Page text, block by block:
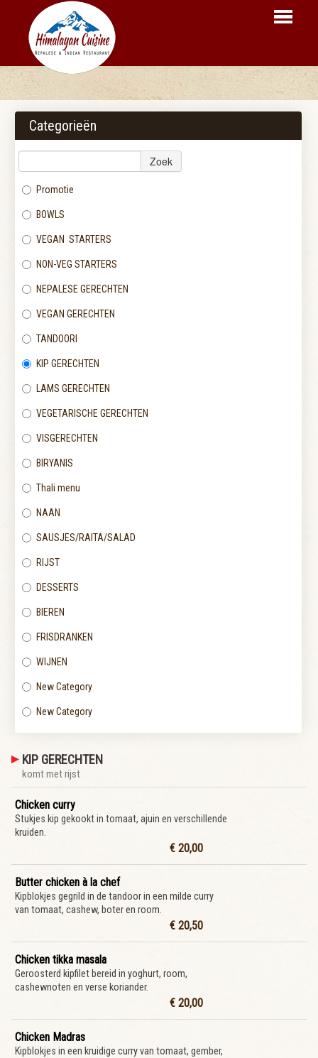
BESTELLEN
MENU
RESERVEER
CONTACT
Categorieën
Zoek
Promotie
BOWLS
VEGAN STARTERS
NON-VEG STARTERS
NEPALESE GERECHTEN
VEGAN GERECHTEN
TANDOORI
KIP GERECHTEN
LAMS GERECHTEN
VEGETARISCHE GERECHTEN
VISGERECHTEN
BIRYANIS
Thali menu
NAAN
SAUSJES/RAITA/SALAD
RIJST
DESSERTS
BIEREN
FRISDRANKEN
WIJNEN
New Category
New Category
KIP GERECHTEN
komt met rijst
Chicken curry
Stukjes kip gekookt in tomaat, ajuin en verschillende
kruiden.
€ 20,00
Butter chicken à la chef
Kipblokjes gegrild in de tandoor in een milde curry
van tomaat, cashew, boter en room.
€ 20,50
Chicken tikka masala
Geroosterd kipfilet bereid in yoghurt, room,
cashewnoten en verse koriander.
€ 20,00
Chicken Madras
Kipblokjes in een kruidige curry van tomaat, gember,